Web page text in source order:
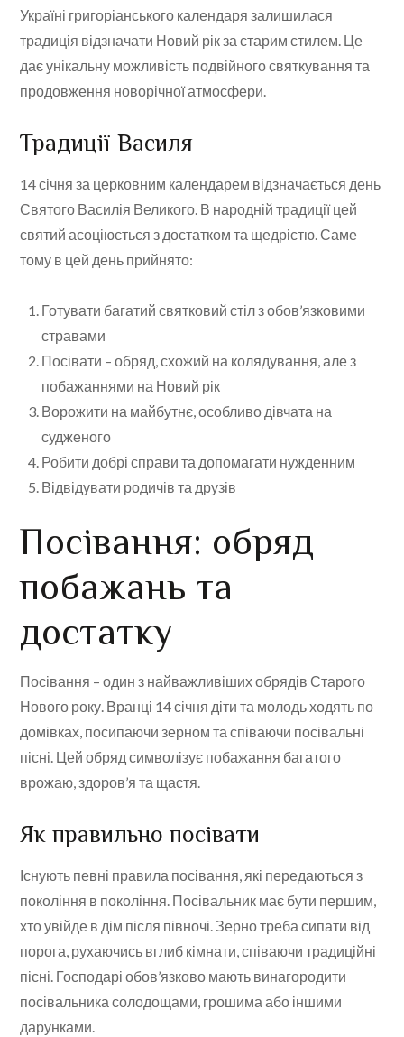
Україні григоріанського календаря залишилася
традиція відзначати Новий рік за старим стилем. Це
дає унікальну можливість подвійного святкування та
продовження новорічної атмосфери.
Традиції Василя
14 січня за церковним календарем відзначається день
Святого Василія Великого. В народній традиції цей
святий асоціюється з достатком та щедрістю. Саме
тому в цей день прийнято:
Готувати багатий святковий стіл з обов’язковими
стравами
Посівати – обряд, схожий на колядування, але з
побажаннями на Новий рік
Ворожити на майбутнє, особливо дівчата на
судженого
Робити добрі справи та допомагати нужденним
Відвідувати родичів та друзів
Посівання: обряд
побажань та
достатку
Посівання – один з найважливіших обрядів Старого
Нового року. Вранці 14 січня діти та молодь ходять по
домівках, посипаючи зерном та співаючи посівальні
пісні. Цей обряд символізує побажання багатого
врожаю, здоров’я та щастя.
Як правильно посівати
Існують певні правила посівання, які передаються з
покоління в покоління. Посівальник має бути першим,
хто увійде в дім після півночі. Зерно треба сипати від
порога, рухаючись вглиб кімнати, співаючи традиційні
пісні. Господарі обов’язково мають винагородити
посівальника солодощами, грошима або іншими
дарунками.